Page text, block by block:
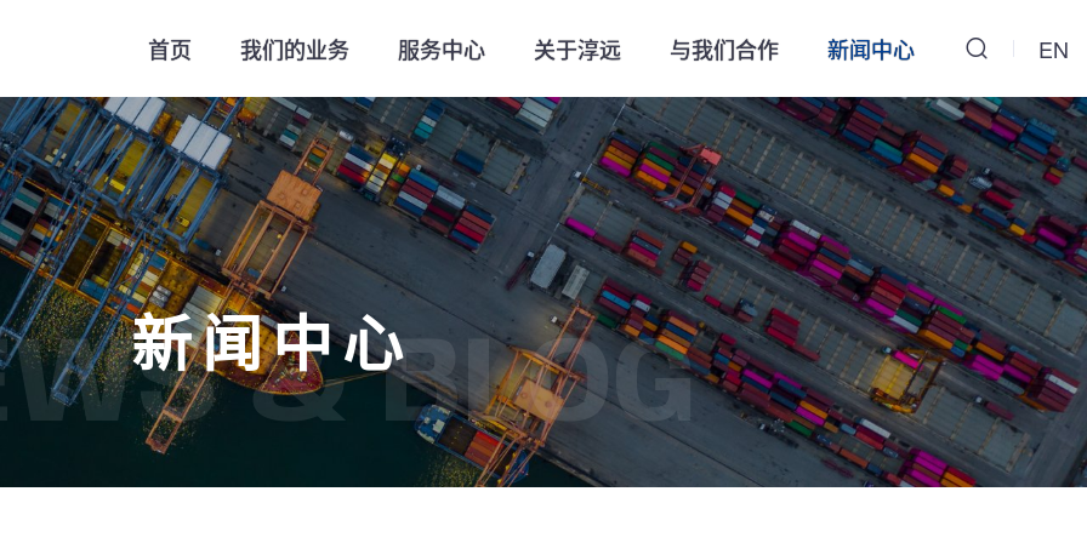
EN
首页 我们的业务 服务中心 关于淳远 与我们合作 新闻中心
新闻中心
& BLOG